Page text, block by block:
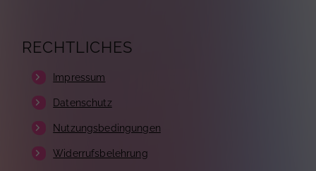
RECHTLICHES
Impressum
Datenschutz
Nutzungsbedingungen
Widerrufsbelehrung